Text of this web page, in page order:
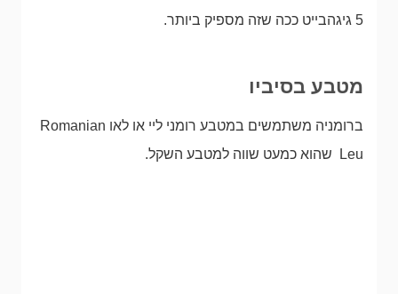
5 גיגהבייט ככה שזה מספיק ביותר.
מטבע בסיביו
ברומניה משתמשים במטבע רומני ליי או לאו Romanian
Leu שהוא כמעט שווה למטבע השקל.